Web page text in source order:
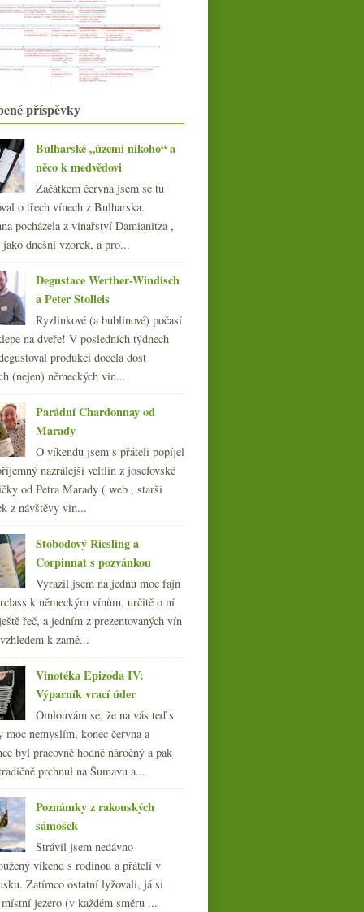
Portugal, Zweigelt a
Muškát
Nesnáším slevy, vždycky se děsně
prodraží…
Letní osvěžení v trochu luxusnějším
duchu
Výsledky ankety „Müller
Mladý Zweigelt od Osičků
Humor při pátku, třeba se
sklepmistrem
Fajn ryzlink a bílé z Gaskoňska
Dva duby a pět vín ročníku 2009
Zajímavá cava a zásuvky vzor
„Bordeaux“
Gutswein z Pfalze aneb nakupuju
litrovky
Základní nerezové Chablis co prostě
chutná
května (21)
dubna
března(23)
února (21)
ledna (23)
(252)
(249)
(249)
(270)
(108)
příspěvky
Bulharské „území nikoho“ a
něco k medvědovi
Začátkem června jsem se tu
o třech vínech z Bulharska.
pocházela z vinařství Damianitza ,
jako dnešní vzorek, a pro...
Degustace Werther-Windisch
a Peter Stolleis
Ryzlinkové (a bublinové) počasí
na dveře! V posledních týdnech
produkci docela dost
(nejen) německých vin...
Parádní Chardonnay od
Marady
O víkendu jsem s přáteli popíjel
nazrálejší veltlín z josefovské
od Petra Marady ( web , starší
z návštěvy vin...
Stobodový Riesling a
Corpinnat s pozvánkou
Vyrazil jsem na jednu moc fajn
k německým vínům, určitě o ní
řeč, a jedním z prezentovaných vín
k zamě...
Vinotéka Epizoda IV:
Výparník vrací úder
Omlouvám se, že na vás teď s
moc nemyslím, konec června a
byl pracovně hodně náročný a pak
prchnul na Šumavu a...
Poznámky z rakouských
sámošek
Strávil jsem nedávno
víkend s rodinou a přáteli v
Zatímco ostatní lyžovali, já si
jezero (v každém směru ...